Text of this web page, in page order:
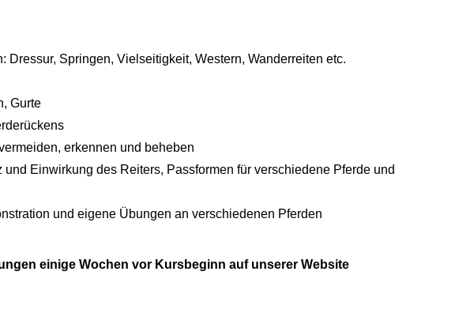
Dressur, Springen, Vielseitigkeit, Western, Wanderreiten etc.
Gurte
erkennen und beheben
Einwirkung des Reiters, Passformen für verschiedene Pferde und
und eigene Übungen an verschiedenen Pferden
einige Wochen vor Kursbeginn auf unserer Website